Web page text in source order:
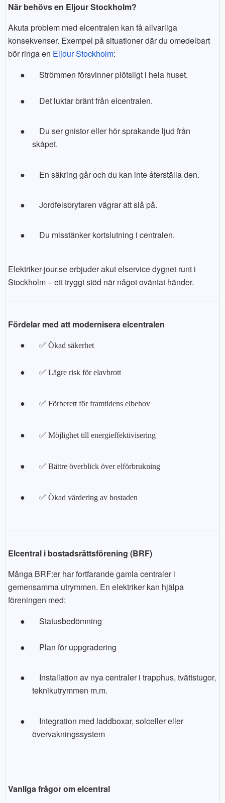
När behövs en Eljour Stockholm?
Akuta problem med elcentralen kan få allvarliga
konsekvenser. Exempel på situationer där du omedelbart
bör ringa en Eljour Stockholm:
●
Strömmen försvinner plötsligt i hela huset.
● Det luktar bränt från elcentralen.
●
Du ser gnistor eller hör sprakande ljud från
skåpet.
● En säkring går och du kan inte återställa den.
● Jordfelsbrytaren vägrar att slå på.
● Du misstänker kortslutning i centralen.
Elektriker-jour.se erbjuder akut elservice dygnet runt i
Stockholm – ett tryggt stöd när något oväntat händer.
Fördelar med att modernisera elcentralen
●
✅ Ökad säkerhet
● ✅ Lägre risk för elavbrott
● ✅ Förberett för framtidens elbehov
● ✅ Möjlighet till energieffektivisering
● ✅ Bättre överblick över elförbrukning
● ✅ Ökad värdering av bostaden
Elcentral i bostadsrättsförening (BRF)
Många BRF:er har fortfarande gamla centraler i
gemensamma utrymmen. En elektriker kan hjälpa
föreningen med:
●
Statusbedömning
● Plan för uppgradering
●
Installation av nya centraler i trapphus, tvättstugor,
teknikutrymmen m.m.
●
Integration med laddboxar, solceller eller
övervakningssystem
Vanliga frågor om elcentral